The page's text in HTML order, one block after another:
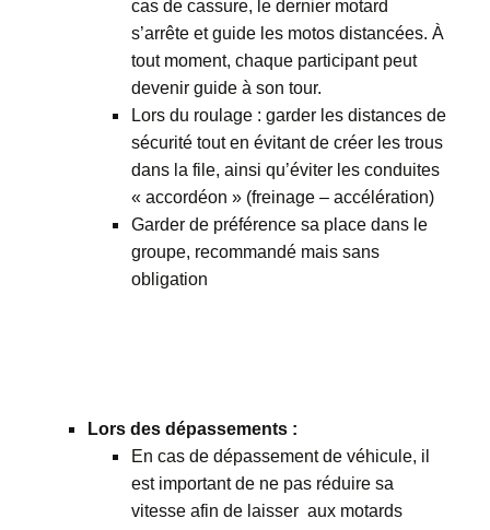
cas de cassure, le dernier motard
s’arrête et guide les motos distancées. À
tout moment, chaque participant peut
devenir guide à son tour.
Lors du roulage : garder les distances de
sécurité tout en évitant de créer les trous
dans la file, ainsi qu’éviter les conduites
« accordéon » (freinage – accélération)
Garder de préférence sa place dans le
groupe, recommandé mais sans
obligation
Lors des dépassements :
En cas de dépassement de véhicule, il
est important de ne pas réduire sa
vitesse afin de laisser aux motards